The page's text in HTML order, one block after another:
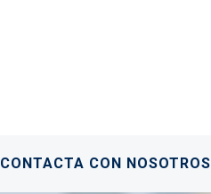
CONTACTA CON NOSOTROS